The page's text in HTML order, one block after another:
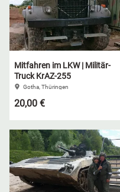
Mitfahren im LKW | Militär-
Truck KrAZ-255
Gotha, Thüringen
20,00 €